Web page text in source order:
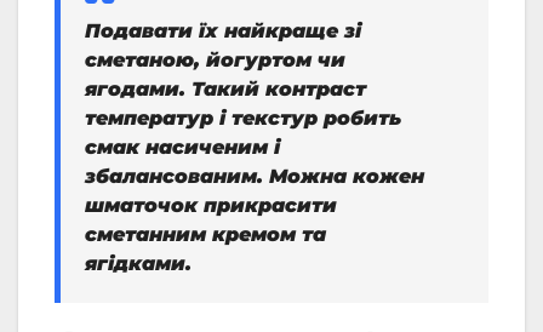
Подавати їх найкраще зі
сметаною, йогуртом чи
ягодами. Такий контраст
температур і текстур робить
смак насиченим і
збалансованим. Можна кожен
шматочок прикрасити
сметанним кремом та
ягідками.